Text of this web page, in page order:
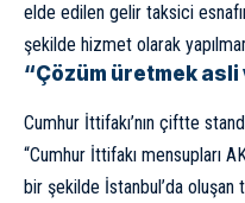
elde edilen gelir taksici
şekilde hizmet olarak
“Çözüm üretmek
Cumhur İttifakı’nın çiftte
“Cumhur İttifakı mensupları
bir şekilde İstanbul’da oluşan